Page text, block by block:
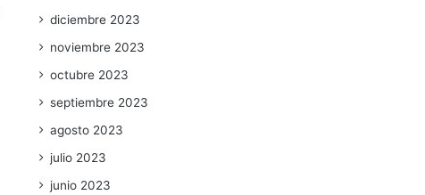
diciembre 2023
noviembre 2023
octubre 2023
septiembre 2023
agosto 2023
julio 2023
junio 2023